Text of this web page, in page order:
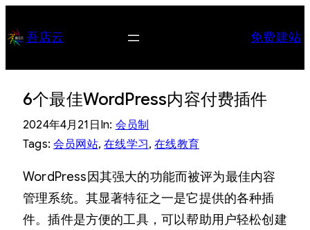
至 吾店云 免费建站
6个最佳WordPress内容付费插件
2024年4月21日 In: 会员制
Tags:会员网站, 在线学习, 在线教育
WordPress因其强大的功能而被评为最佳内容
管理系统。其显著特征之一是它提供的各种插
件。插件是方便的工具，可以帮助用户轻松创建